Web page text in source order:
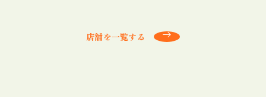
店舗を一覧する